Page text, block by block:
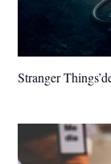
Stranger